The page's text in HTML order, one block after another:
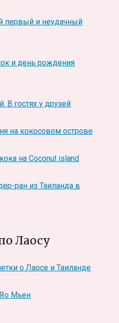
первый и неудачный
и день рождения
В гостях у друзей
на кокосовом острове
на Coconut island
ран из Таиланда в
Лаосу
о Лаосе и Таиланде
Мьен